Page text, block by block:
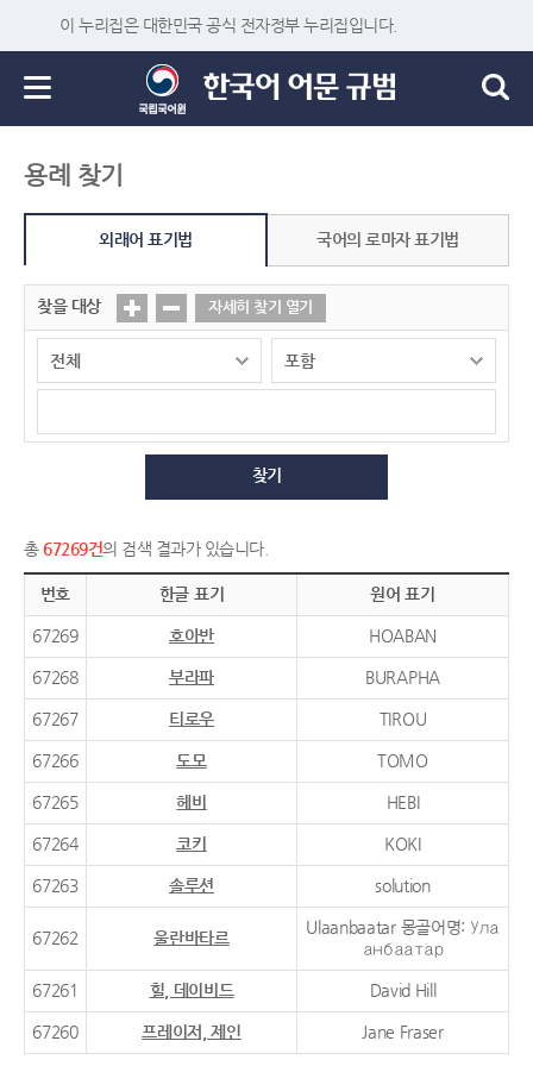
이 누리집은 대한민국 공식 전자정부 누리집입니다.
용례 찾기
외래어 표기법 국어의 로마자 표기법
찾을 대상 자세히 찾기 열기
찾기
총 67269건의 검색 결과가 있습니다.
번호 한글 표기 원어 표기
67269 호아반 HOABAN
67268 부라파 BURAPHA
67267 티로우 TIROU
67266 도모 TOMO
67265 헤비 HEBI
67264 코키 KOKI
67263 솔루션 solution
67262 울란바타르
Ulaanbaatar 몽골어명: Ула
анбаатар
67261 힐, 데이비드 David Hill
67260 프레이저, 제인 Jane Fraser